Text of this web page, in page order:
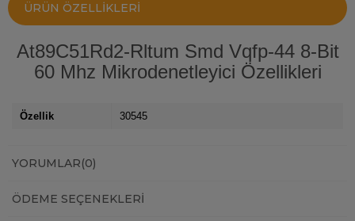
ÜRÜN ÖZELLIKLERI
At89C51Rd2-Rltum Smd Vqfp-44 8-Bit
60 Mhz Mikrodenetleyici Özellikleri
Özellik 30545
YORUMLAR(0)
ÖDEME SEÇENEKLERI